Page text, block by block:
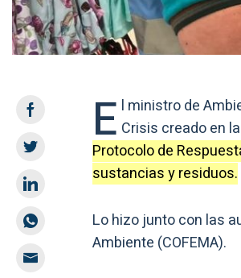
E l ministro de
Crisis creado en
Protocolo de
sustancias y residuos.
Lo hizo junto con las
Ambiente (COFEMA).